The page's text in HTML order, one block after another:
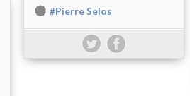
#Pierre Selos